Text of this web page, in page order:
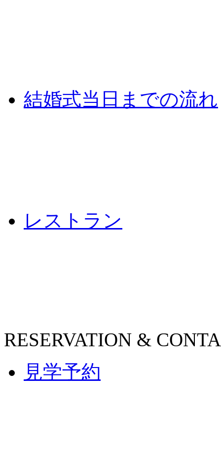
結婚式当日までの流れ
レストラン
RESERVATION &
見学予約